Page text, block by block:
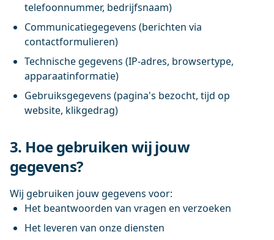
telefoonnummer, bedrijfsnaam)
Communicatiegegevens (berichten via
contactformulieren)
Technische gegevens (IP-adres, browsertype,
apparaatinformatie)
Gebruiksgegevens (pagina's bezocht, tijd op
website, klikgedrag)
3. Hoe gebruiken wij jouw
gegevens?
Wij gebruiken jouw gegevens voor:
Het beantwoorden van vragen en verzoeken
Het leveren van onze diensten